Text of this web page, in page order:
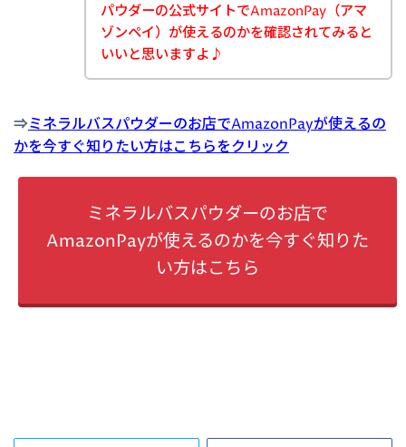
パウダーの公式サイトでAmazonPay（アマ
ゾンペイ）が使えるのかを確認されてみると
いいと思いますよ♪
⇒ミネラルバスパウダーのお店でAmazonPayが使えるの
かを今すぐ知りたい方はこちらをクリック
ミネラルバスパウダーのお店で
AmazonPayが使えるのかを今すぐ知りた
い方はこちら